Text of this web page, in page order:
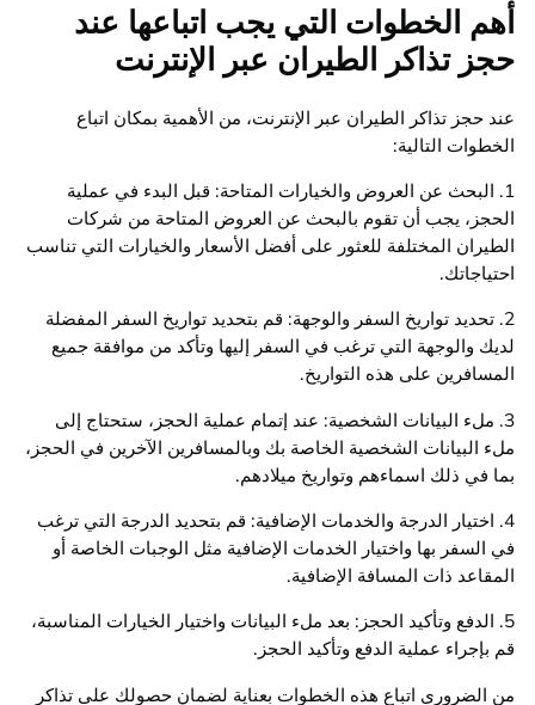
أهم الخطوات التي يجب اتباعها عند
حجز تذاكر الطيران عبر الإنترنت
عند حجز تذاكر الطيران عبر الإنترنت، من الأهمية بمكان اتباع
الخطوات التالية:
1. البحث عن العروض والخيارات المتاحة: قبل البدء في عملية
الحجز، يجب أن تقوم بالبحث عن العروض المتاحة من شركات
الطيران المختلفة للعثور على أفضل الأسعار والخيارات التي تناسب
احتياجاتك.
2. تحديد تواريخ السفر والوجهة: قم بتحديد تواريخ السفر المفضلة
لديك والوجهة التي ترغب في السفر إليها وتأكد من موافقة جميع
المسافرين على هذه التواريخ.
3. ملء البيانات الشخصية: عند إتمام عملية الحجز، ستحتاج إلى
ملء البيانات الشخصية الخاصة بك وبالمسافرين الآخرين في الحجز،
بما في ذلك اسماءهم وتواريخ ميلادهم.
4. اختيار الدرجة والخدمات الإضافية: قم بتحديد الدرجة التي ترغب
في السفر بها واختيار الخدمات الإضافية مثل الوجبات الخاصة أو
المقاعد ذات المسافة الإضافية.
5. الدفع وتأكيد الحجز: بعد ملء البيانات واختيار الخيارات المناسبة،
قم بإجراء عملية الدفع وتأكيد الحجز.
من الضروري اتباع هذه الخطوات بعناية لضمان حصولك على تذاكر